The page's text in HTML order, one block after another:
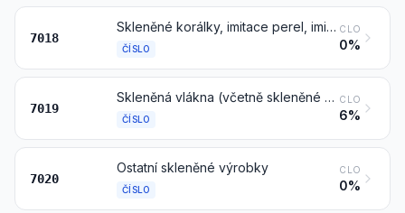
7018
Skleněné korálky, imitace perel, imitace drahokamů nebo polodrahokamů a podobné drobné skleněné zboží a výrobky z nich, jiné než bižuterie; skleněné oči jiné než protézní výrobky; sošky a ostatní ozdobné předměty ze skla tvarovaného na kahanu, jiné než bižuterie; skleněné mikrokuličky, jejichž průměr nepřesahuje 1 mm (balotina)
ČÍSLO
CLO
0%
7019
Skleněná vlákna (včetně skleněné vlny) a výrobky z nich (například příze, pramence (rovings), tkaniny)
ČÍSLO
CLO
6%
7020
Ostatní skleněné výrobky
ČÍSLO
CLO
0%